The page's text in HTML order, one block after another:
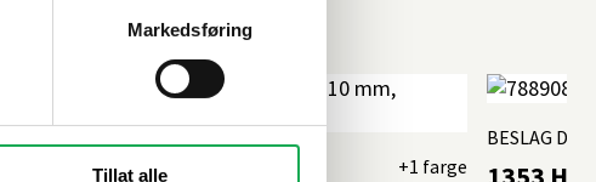
Markedsføring
Tillat alle
BESLAG DESIGN +1 farge
BESLAG